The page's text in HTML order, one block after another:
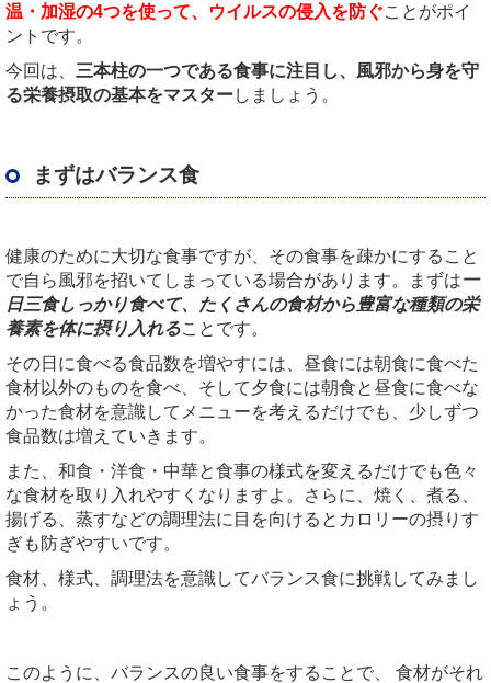
温・加湿の4つを使って、ウイルスの侵入を防ぐことがポイ
ントです。
今回は、 三本柱の一つである食事に注目し、風邪から身を守
る栄養摂取の基本をマスターしましょう。
まずはバランス食
健康のために大切な食事ですが、その食事を疎かにすること
で自ら風邪を招いてしまっている場合があります。まずは一
日三食しっかり食べて、たくさんの食材から豊富な種類の栄
養素を体に摂り入れることです。
その日に食べる食品数を増やすには、昼食には朝食に食べた
食材以外のものを食べ、そして夕食には朝食と昼食に食べな
かった食材を意識してメニューを考えるだけでも、少しずつ
食品数は増えていきます。
また、和食・洋食・中華と食事の様式を変えるだけでも色々
な食材を取り入れやすくなりますよ。さらに、焼く、煮る、
揚げる、蒸すなどの調理法に目を向けるとカロリーの摂りす
ぎも防ぎやすいです。
食材、様式、調理法を意識してバランス食に挑戦してみまし
ょう。
このように、バランスの良い食事をすることで、 食材がそれ